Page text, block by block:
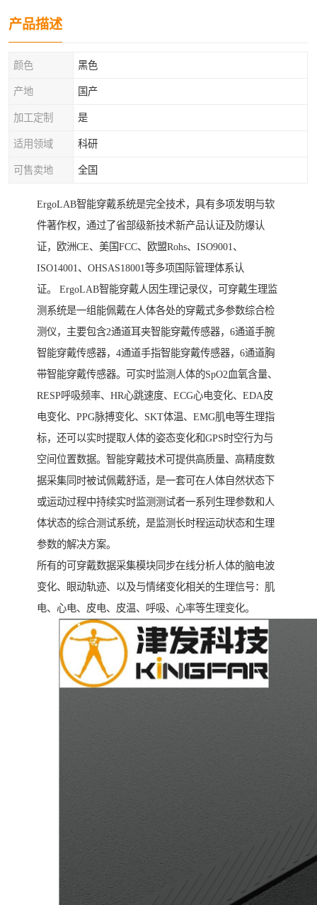
产品描述
颜色 黑色
产地 国产
加工定制 是
适用领域 科研
可售卖地 全国
ErgoLAB智能穿戴系统是完全技术，具有多项发明与软
件著作权，通过了省部级新技术新产品认证及防爆认
证，欧洲CE、美国FCC、欧盟Rohs、ISO9001、
ISO14001、OHSAS18001等多项国际管理体系认
证。 ErgoLAB智能穿戴人因生理记录仪，可穿戴生理监
测系统是一组能佩戴在人体各处的穿戴式多参数综合检
测仪，主要包含2通道耳夹智能穿戴传感器，6通道手腕
智能穿戴传感器，4通道手指智能穿戴传感器，6通道胸
带智能穿戴传感器。可实时监测人体的SpO2血氧含量、
RESP呼吸频率、HR心跳速度、ECG心电变化、EDA皮
电变化、PPG脉搏变化、SKT体温、EMG肌电等生理指
标，还可以实时提取人体的姿态变化和GPS时空行为与
空间位置数据。智能穿戴技术可提供高质量、高精度数
据采集同时被试佩戴舒适，是一套可在人体自然状态下
或运动过程中持续实时监测测试者一系列生理参数和人
体状态的综合测试系统，是监测长时程运动状态和生理
参数的解决方案。
所有的可穿戴数据采集模块同步在线分析人体的脑电波
变化、眼动轨迹、以及与情绪变化相关的生理信号：肌
电、心电、皮电、皮温、呼吸、心率等生理变化。